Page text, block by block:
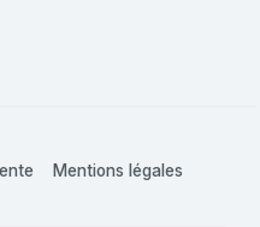
Mentions légales